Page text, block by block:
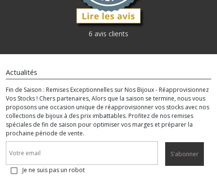
6 avis clients
Actualités
Fin de Saison : Remises Exceptionnelles sur Nos Bijoux - Réapprovisionnez
Vos Stocks ! Chers partenaires, Alors que la saison se termine, nous vous
proposons une occasion unique de réapprovisionner vos stocks avec nos
collections de bijoux à des prix imbattables. Profitez de nos remises
spéciales de fin de saison pour optimiser vos marges et préparer la
prochaine période de vente.
S'abonner
Je ne suis pas un robot